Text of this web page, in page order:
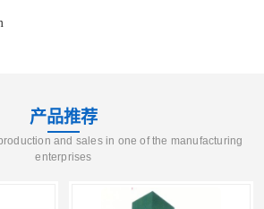
产品推荐
and sales in one of the manufacturing
enterprises